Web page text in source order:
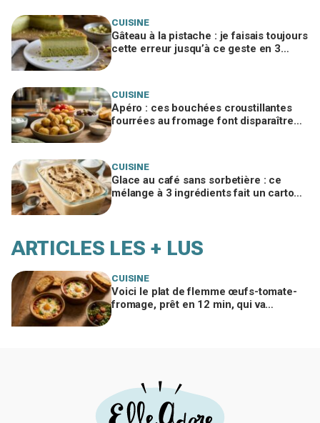
CUISINE
Gâteau à la pistache : je faisais toujours
cette erreur jusqu’à ce geste en 3
CUISINE
Apéro : ces bouchées croustillantes
fourrées au fromage font disparaître
CUISINE
Glace au café sans sorbetière : ce
mélange à 3 ingrédients fait un carton,
ARTICLES LES + LUS
CUISINE
Voici le plat de flemme œufs-tomate-
fromage, prêt en 12 min, qui va